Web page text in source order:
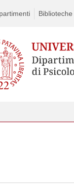
Biblioteche